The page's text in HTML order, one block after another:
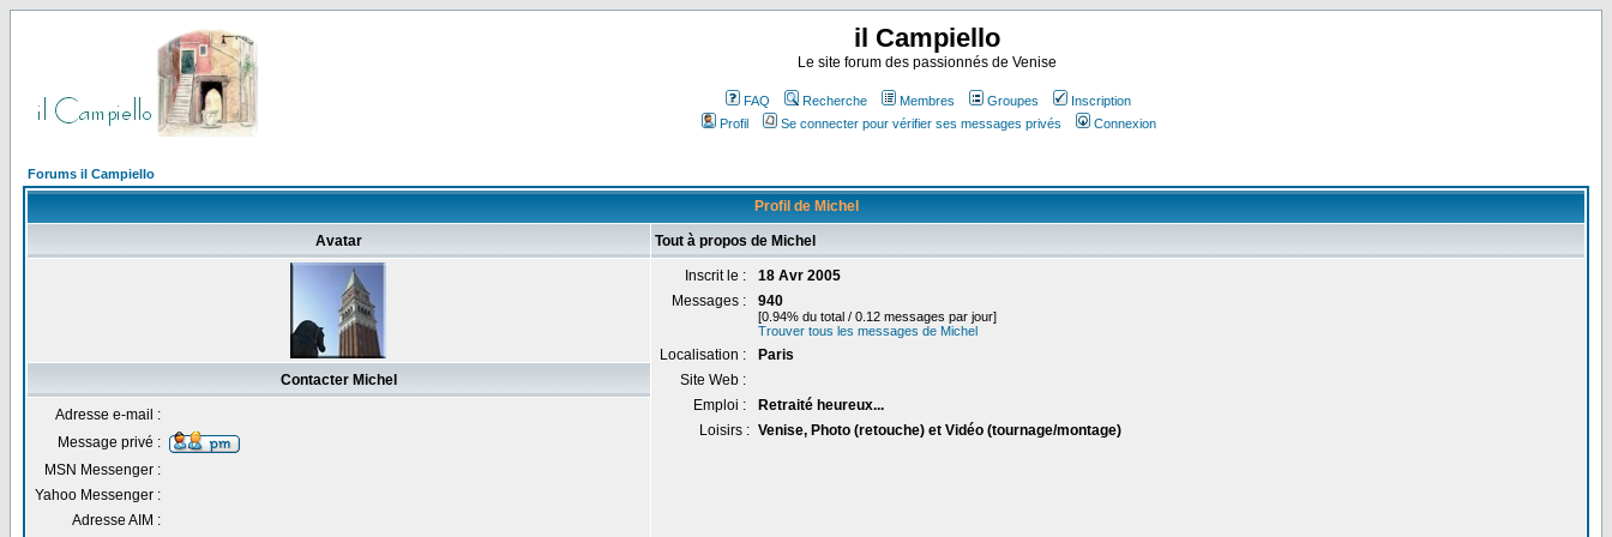
il Campiello
Le site forum des passionnés de Venise
FAQ Recherche Membres Groupes
Inscription
Profil
Se connecter pour vérifier ses messages privés Connexion
Forums il Campiello
Profil de Michel
Avatar Tout à propos de Michel
Inscrit le :
18 Avr 2005
Messages :
940
[0.94% du total / 0.12 messages par jour]
Trouver tous les messages de Michel
Localisation :
Paris
Site Web :
Emploi :
Retraité heureux...
Loisirs : Venise, Photo (retouche) et Vidéo (tournage/montage)
Contacter Michel
Adresse e-mail :
Message privé :
MSN Messenger :
Yahoo Messenger :
Adresse AIM :